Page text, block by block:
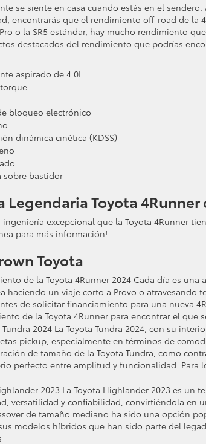
se siente en casa cuando estás en el
encontrarás que el rendimiento off-road de la
o la SR5 estándar, hay mucho rendimiento
destacados del rendimiento que podrías
aspirado de 4.0L
bloqueo electrónico
dinámica cinética (KDSS)
sobre bastidor
Legendaria Toyota
excepcional que la Toyota 4Runner
para más información!
Toyota
de la Toyota 4Runner 2024 Cada día es
haciendo un viaje corto a Provo o atravesando
de solicitar financiamiento para una nueva
de la Toyota 4Runner para encontrar el que
2024 La Toyota Tundra 2024, con su
pickup, especialmente en términos de
de tamaño de la Toyota Tundra, como
perfecto entre amplitud y funcionalidad. Para
2023 La Toyota Highlander 2023 es un
versatilidad y confiabilidad, convirtiéndola en
de tamaño mediano ha sido una opción
modelos híbridos que han sido parte del